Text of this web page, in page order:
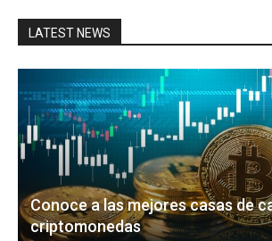
LATEST NEWS
Conoce a las mejores casas de
criptomonedas